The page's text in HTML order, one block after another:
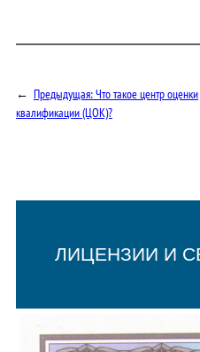
← Предыдущая:Что такое центр оценки
квалификации (ЦОК)?
ЛИЦЕНЗИИ И